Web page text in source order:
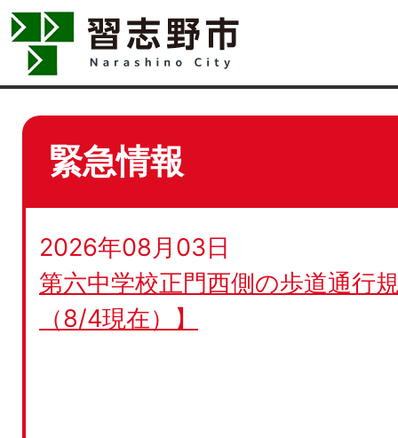
緊急情報
2026年08月03日
第六中学校正門西側の歩道通行
（8/4現在）】